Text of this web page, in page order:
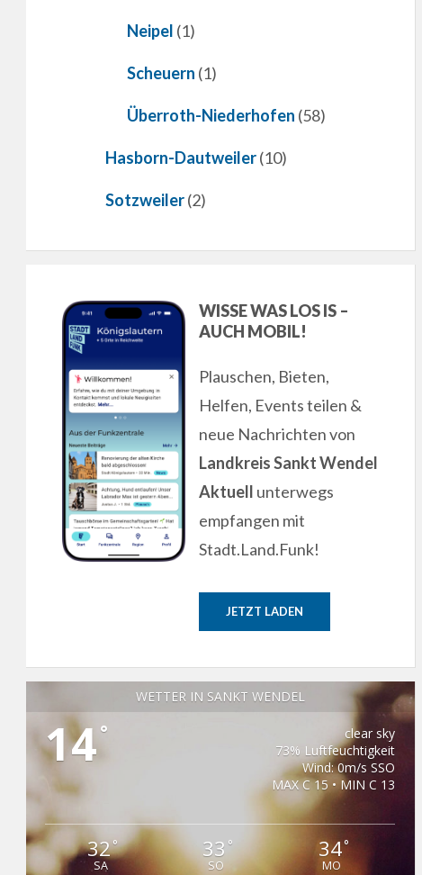
Neipel (1)
Scheuern (1)
Überroth-Niederhofen (58)
Hasborn-Dautweiler(10)
Sotzweiler(2)
WISSE WAS LOS IS –
AUCH MOBIL!
Plauschen, Bieten,
Helfen, Events teilen &
neue Nachrichten von
Landkreis Sankt Wendel
Aktuell unterwegs
empfangen mit
Stadt.Land.Funk!
JETZT LADEN
WETTER IN SANKT WENDEL
14°
clear sky
73% Luftfeuchtigkeit
Wind: 0m/s SSO
MAX C 15 • MIN C 13
32°
SA
33 °
SO
34°
MO